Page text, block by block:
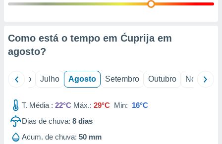
1199
Como está o tempo em Ćuprija em
agosto?
Junho Julho Agosto Setembro Outubro Novembro
T. Média : 22°C Máx.: 29°C Min: 16°C
Dias de chuva: 8 dias
Acum. de chuva: 50 mm